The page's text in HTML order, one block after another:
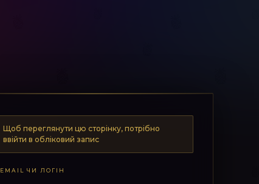
Щоб переглянути цю сторінку, потрібно
ввійти в обліковий запис
EMAIL ЧИ ЛОГІН